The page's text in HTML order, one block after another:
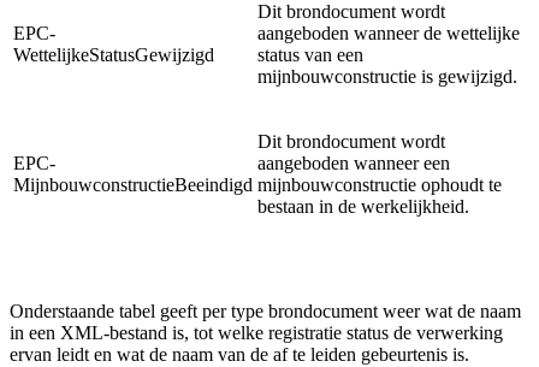
EPC-
WettelijkeStatusGewijzigd
Dit brondocument wordt
aangeboden wanneer de wettelijke
status van een
mijnbouwconstructie is gewijzigd.
EPC-
MijnbouwconstructieBeeindigd
Dit brondocument wordt
aangeboden wanneer een
mijnbouwconstructie ophoudt te
bestaan in de werkelijkheid.
Onderstaande tabel geeft per type brondocument weer wat de naam
in een XML-bestand is, tot welke registratie status de verwerking
ervan leidt en wat de naam van de af te leiden gebeurtenis is.